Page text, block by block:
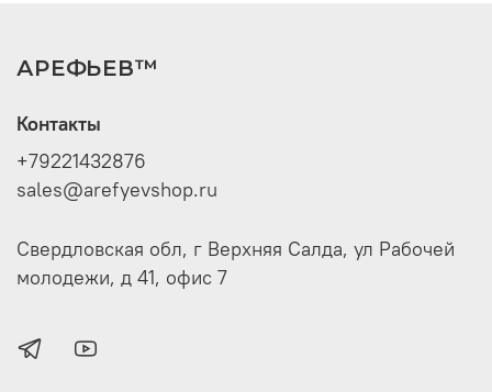
АРЕФЬЕВ™
Контакты
+79221432876
sales@arefyevshop.ru
Свердловская обл, г Верхняя Салда, ул Рабочей
молодежи, д 41, офис 7